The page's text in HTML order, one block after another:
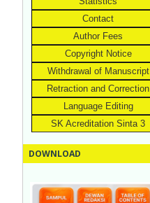
Contact
Author Fees
Copyright Notice
Withdrawal of Manuscript
Retraction and Correction
Language Editing
SK Acreditation Sinta 3
DOWNLOAD